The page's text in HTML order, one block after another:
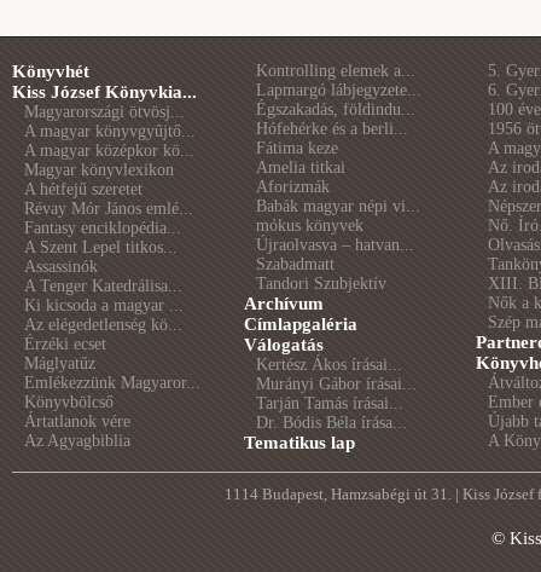
Könyvhét
Kiss József Könyvkia...
Magyarországi ötvösj...
A magyar könyvgyűjtő...
A magyar középkor kö...
Magyar könyvlexikon
A hétfejű szeretet
Révay Mór János emlé...
Fantasy enciklopédia...
A Szent Lepel titkos...
Assassinók
A Tenger Katedrálisa...
Ki kicsoda a magyar ...
Az elégedetlenség kö...
Érzéki ecset
Máglyatűz
Emlékezzünk Magyaror...
Könyvbölcső
Ártatlanok vére
Az Agyagbiblia
Kontrolling elemek a...
Lapmargó lábjegyzete...
Égszakadás, földindu...
Hófehérke és a berli...
Fátima keze
Amelia titkai
Aforizmák
Babák magyar népi vi...
mókus könyvek
Újraolvasva – hatvan...
Szabadmatt
Tandori Szubjektív
Archívum
Címlapgaléria
Válogatás
Kertész Ákos írásai...
Murányi Gábor írásai...
Tarján Tamás írásai...
Dr. Bódis Béla írása...
Tematikus lap
5.
6.
100
1956
A
Az
Az
Nő.
XIII.
Nők a
Szép
Ember
Újabb
A
1114 Budapest, Hamzsabégi út 31. | Kiss
©